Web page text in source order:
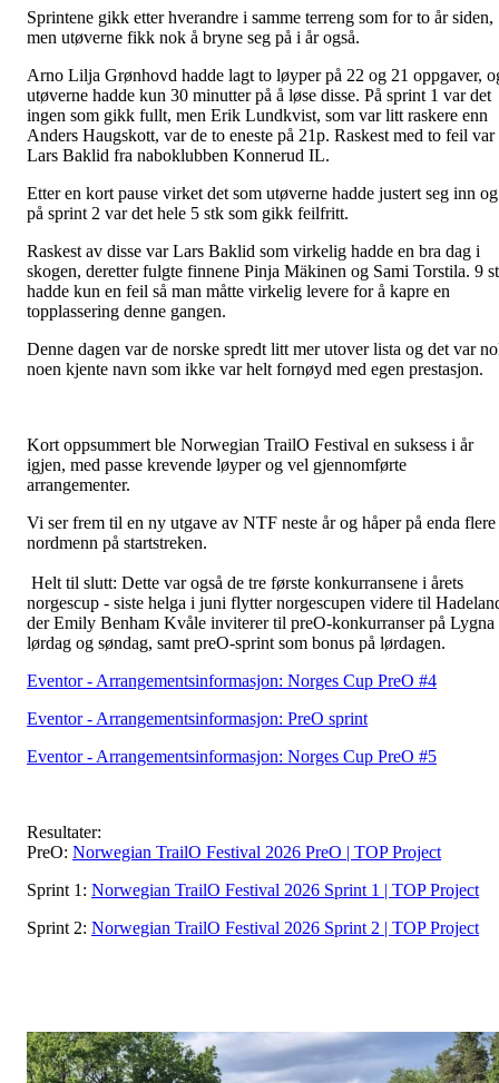
Sprintene gikk etter hverandre i samme terreng som for to år siden,
men utøverne fikk nok å bryne seg på i år også.
Arno Lilja Grønhovd hadde lagt to løyper på 22 og 21 oppgaver,
utøverne hadde kun 30 minutter på å løse disse. På sprint 1 var det
ingen som gikk fullt, men Erik Lundkvist, som var litt raskere enn
Anders Haugskott, var de to eneste på 21p. Raskest med to feil var
Lars Baklid fra naboklubben Konnerud IL.
Etter en kort pause virket det som utøverne hadde justert seg inn og
på sprint 2 var det hele 5 stk som gikk feilfritt.
Raskest av disse var Lars Baklid som virkelig hadde en bra dag i
skogen, deretter fulgte finnene Pinja Mäkinen og Sami Torstila. 9
hadde kun en feil så man måtte virkelig levere for å kapre en
topplassering denne gangen.
Denne dagen var de norske spredt litt mer utover lista og det var
noen kjente navn som ikke var helt fornøyd med egen prestasjon.
Kort oppsummert ble Norwegian TrailO Festival en suksess i år
igjen, med passe krevende løyper og vel gjennomførte
arrangementer.
Vi ser frem til en ny utgave av NTF neste år og håper på enda flere
nordmenn på startstreken.
Helt til slutt: Dette var også de tre første konkurransene i årets
norgescup - siste helga i juni flytter norgescupen videre til
der Emily Benham Kvåle inviterer til preO-konkurranser på Lygna
lørdag og søndag, samt preO-sprint som bonus på lørdagen.
Eventor - Arrangementsinformasjon: Norges Cup PreO #4
Eventor - Arrangementsinformasjon: PreO sprint
Eventor - Arrangementsinformasjon: Norges Cup PreO #5
Resultater:
PreO: Norwegian TrailO Festival 2026 PreO | TOP Project
Sprint 1: Norwegian TrailO Festival 2026 Sprint 1 | TOP Project
Sprint 2: Norwegian TrailO Festival 2026 Sprint 2 | TOP Project